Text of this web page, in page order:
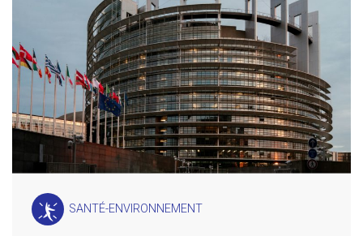
SANTÉ-ENVIRONNEMENT